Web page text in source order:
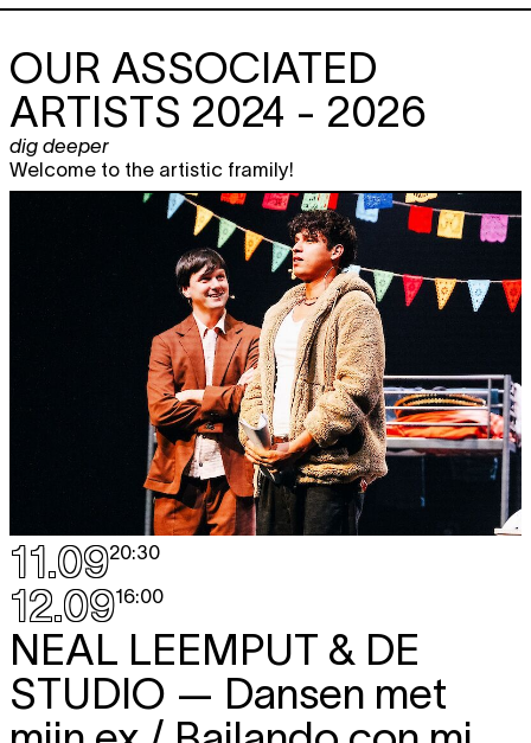
OUR ASSOCIATED
ARTISTS 2024 - 2026
dig deeper
Welcome to the artistic framily!
11.0920:30
12.0916:00
NEAL LEEMPUT & DE
STUDIO — Dansen met